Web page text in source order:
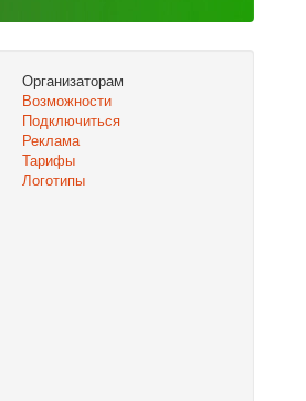
Организаторам
Возможности
Подключиться
Реклама
Тарифы
Логотипы